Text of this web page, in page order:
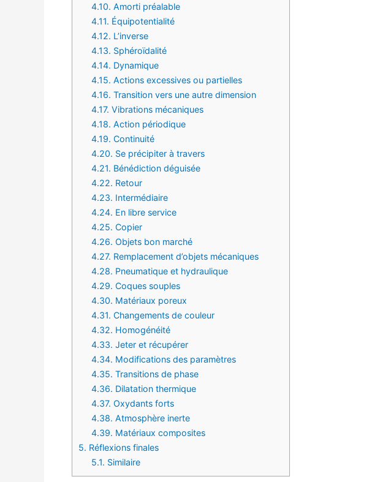
4.10. Amorti préalable
4.11. Équipotentialité
4.12. L’inverse
4.13. Sphéroïdalité
4.14. Dynamique
4.15. Actions excessives ou partielles
4.16. Transition vers une autre dimension
4.17. Vibrations mécaniques
4.18. Action périodique
4.19. Continuité
4.20. Se précipiter à travers
4.21. Bénédiction déguisée
4.22. Retour
4.23. Intermédiaire
4.24. En libre service
4.25. Copier
4.26. Objets bon marché
4.27. Remplacement d’objets mécaniques
4.28. Pneumatique et hydraulique
4.29. Coques souples
4.30. Matériaux poreux
4.31. Changements de couleur
4.32. Homogénéité
4.33. Jeter et récupérer
4.34. Modifications des paramètres
4.35. Transitions de phase
4.36. Dilatation thermique
4.37. Oxydants forts
4.38. Atmosphère inerte
4.39. Matériaux composites
5. Réflexions finales
5.1. Similaire